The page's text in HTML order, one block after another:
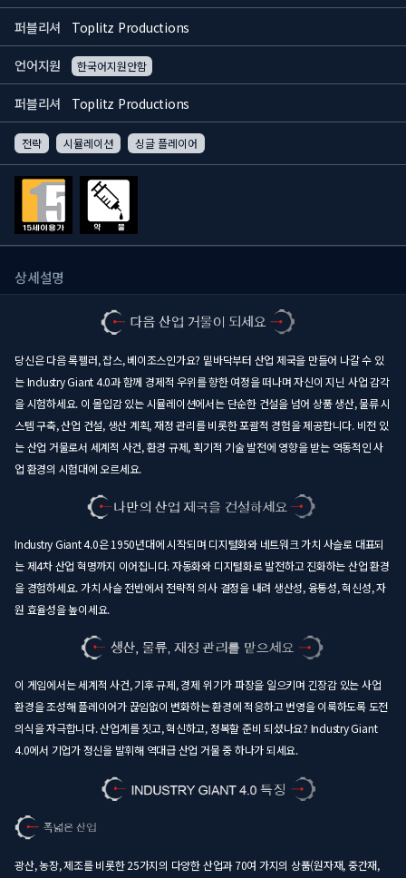
퍼블리셔 Toplitz Productions
언어지원 한국어지원안함
퍼블리셔 Toplitz Productions
전략 시뮬레이션 싱글 플레이어
상세설명
당신은 다음 록펠러, 잡스, 베이조스인가요? 밑바닥부터 산업 제국을 만들어 나갈 수 있
는 Industry Giant 4.0과 함께 경제적 우위를 향한 여정을 떠나며 자신이 지닌 사업 감각
을 시험하세요. 이 몰입감 있는 시뮬레이션에서는 단순한 건설을 넘어 상품 생산, 물류 시
스템 구축, 산업 건설, 생산 계획, 재정 관리를 비롯한 포괄적 경험을 제공합니다. 비전 있
는 산업 거물로서 세계적 사건, 환경 규제, 획기적 기술 발전에 영향을 받는 역동적인 사
업 환경의 시험대에 오르세요.
Industry Giant 4.0은 1950년대에 시작되며 디지털화와 네트워크 가치 사슬로 대표되
는 제4차 산업 혁명까지 이어집니다. 자동화와 디지털화로 발전하고 진화하는 산업 환경
을 경험하세요. 가치 사슬 전반에서 전략적 의사 결정을 내려 생산성, 융통성, 혁신성, 자
원 효율성을 높이세요.
이 게임에서는 세계적 사건, 기후 규제, 경제 위기가 파장을 일으키며 긴장감 있는 사업
환경을 조성해 플레이어가 끊임없이 변화하는 환경에 적응하고 번영을 이룩하도록 도전
의식을 자극합니다. 산업계를 짓고, 혁신하고, 정복할 준비 되셨나요? Industry Giant
4.0에서 기업가 정신을 발휘해 역대급 산업 거물 중 하나가 되세요.
광산, 농장, 제조를 비롯한 25가지의 다양한 산업과 70여 가지의 상품(원자재, 중간재,